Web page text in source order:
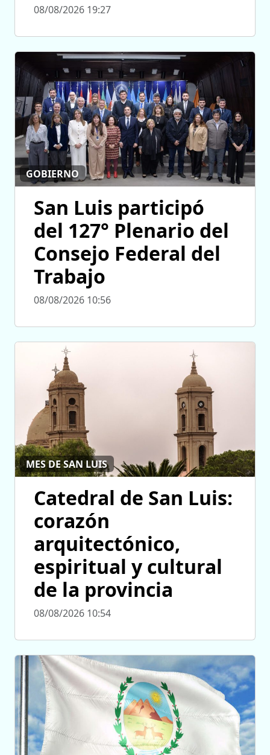
08/08/2026 19:27
GOBIERNO
San Luis participó
del 127° Plenario del
Consejo Federal del
Trabajo
08/08/2026 10:56
MES DE SAN LUIS
Catedral de San Luis:
corazón
arquitectónico,
espiritual y cultural
de la provincia
08/08/2026 10:54